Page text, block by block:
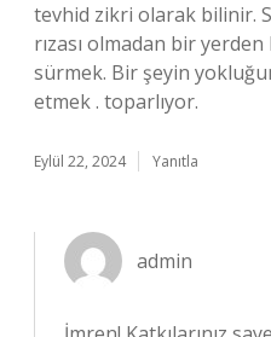
tevhid zikri olarak bilinir.
rızası olmadan bir
sürmek. Bir şeyin
etmek . toparlıyor.
Eylül 22, 2024 Yanıtla
admin